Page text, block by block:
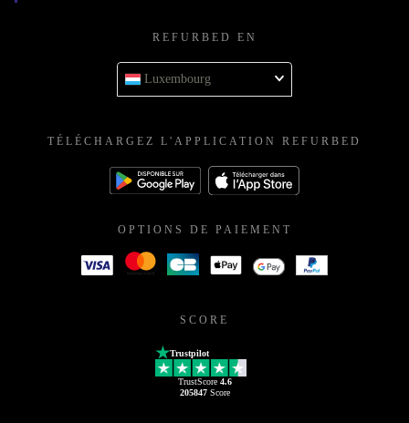
REFURBED EN
Luxembourg
TÉLÉCHARGEZ L'APPLICATION REFURBED
OPTIONS DE PAIEMENT
SCORE
Trustpilot
TrustScore 4.6
205847Score